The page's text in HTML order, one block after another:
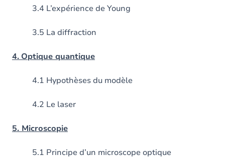
3.4 L’expérience de Young
3.5 La diffraction
4. Optique quantique
4.1 Hypothèses du modèle
4.2 Le laser
5. Microscopie
5.1 Principe d’un microscope optique